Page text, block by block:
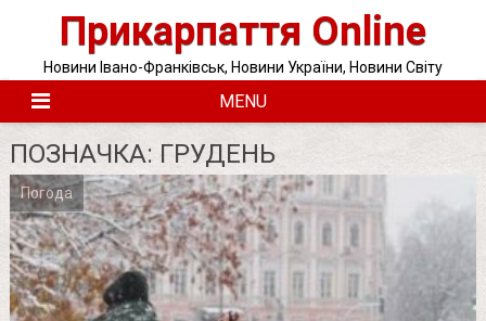
Прикарпаття Online
Новини Івано-Франківськ, Новини України, Новини Світу
MENU
ПОЗНАЧКА: ГРУДЕНЬ
Погода
Posts
pagination